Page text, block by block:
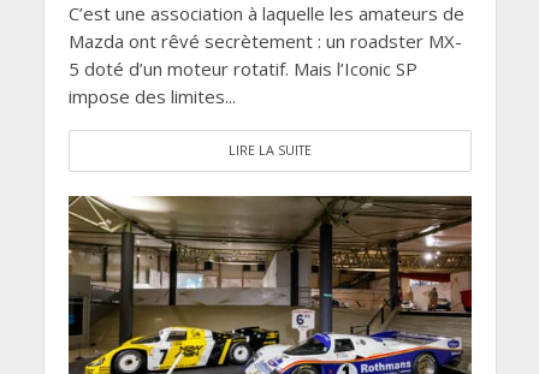
C’est une association à laquelle les amateurs de
Mazda ont rêvé secrètement : un roadster MX-
5 doté d’un moteur rotatif. Mais l’Iconic SP
impose des limites...
LIRE LA SUITE